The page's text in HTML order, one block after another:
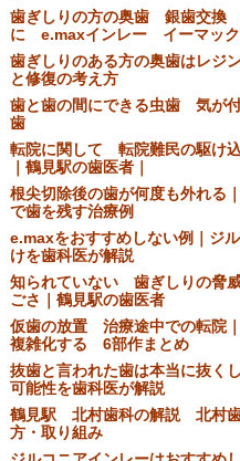
歯ぎしりの方の奥歯 銀歯交換
に e.maxインレー イーマッ
歯ぎしりのある方の奥歯はレジ
と修復の考え方
歯と歯の間にできる虫歯 気が
歯
転院に関して 転院難民の駆け
｜鶴見駅の歯医者｜
根尖切除後の歯が何度も外れる
で歯を残す治療例
e.maxをおすすめしない例｜ジ
けを歯科医が解説
知られていない 歯ぎしりの脅
ごさ｜鶴見駅の歯医者
仮歯の放置 治療途中での転院
複雑化する 6部作まとめ
抜歯と言われた歯は本当に抜く
可能性を歯科医が解説
鶴見駅 北村歯科の解説 北村歯
方・取り組み